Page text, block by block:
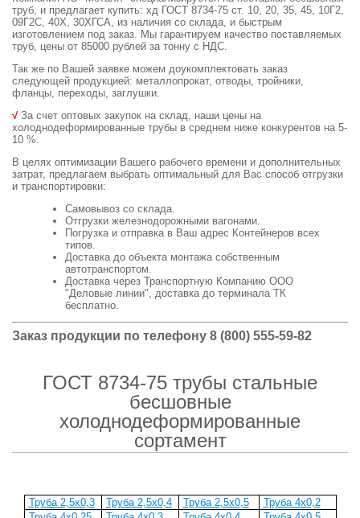
труб, и предлагает купить: хд ГОСТ 8734-75 ст. 10, 20, 35, 45, 10Г2,
09Г2С, 40Х, 30ХГСА, из наличия со склада, и быстрым
изготовлением под заказ. Мы гарантируем качество поставляемых
труб, цены от 85000 рублей за тонну с НДС.
Так же по Вашей заявке можем доукомплектовать заказ
следующей продукцией: металлопрокат, отводы, тройники,
фланцы, переходы, заглушки.
√ За счет оптовых закупок на склад, наши цены на
холоднодеформированные трубы в среднем ниже конкурентов на 5-
10 %.
В целях оптимизации Вашего рабочего времени и дополнительных
затрат, предлагаем выбрать оптимальный для Вас способ отгрузки
и транспортировки:
Самовывоз со склада.
Отгрузки железнодорожными вагонами.
Погрузка и отправка в Ваш адрес Контейнеров всех
типов.
Доставка до объекта монтажа собственным
автотранспортом.
Доставка через Транспортную Компанию ООО
"Деловые линии", доставка до терминала ТК
бесплатно.
Заказ продукции по телефону 8 (800) 555-59-82
ГОСТ 8734-75 трубы стальные
бесшовные
холоднодеформированные
сортамент
Труба 2,5х0,3 Труба 2,5х0,4 Труба 2,5х0,5
Труба 4х0,2